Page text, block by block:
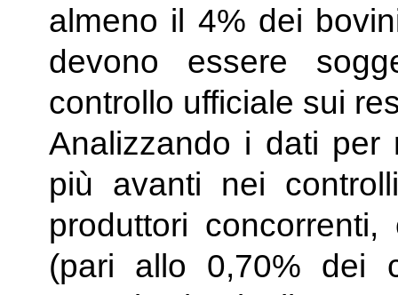
almeno il 4% dei
devono essere
controllo ufficiale sui
Analizzando i dati per
più avanti nei
produttori
(pari allo 0,70% dei